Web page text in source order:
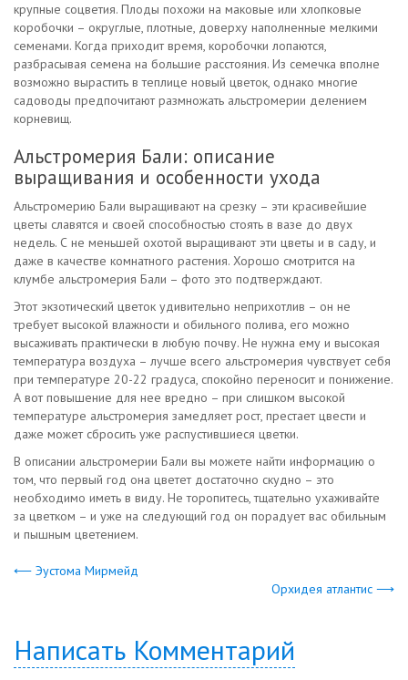
крупные соцветия. Плоды похожи на маковые или хлопковые
коробочки – округлые, плотные, доверху наполненные мелкими
семенами. Когда приходит время, коробочки лопаются,
разбрасывая семена на большие расстояния. Из семечка вполне
возможно вырастить в теплице новый цветок, однако многие
садоводы предпочитают размножать альстромерии делением
корневищ.
Альстромерия Бали: описание
выращивания и особенности ухода
Альстромерию Бали выращивают на срезку – эти красивейшие
цветы славятся и своей способностью стоять в вазе до двух
недель. С не меньшей охотой выращивают эти цветы и в саду, и
даже в качестве комнатного растения. Хорошо смотрится на
клумбе альстромерия Бали – фото это подтверждают.
Этот экзотический цветок удивительно неприхотлив – он не
требует высокой влажности и обильного полива, его можно
высаживать практически в любую почву. Не нужна ему и высокая
температура воздуха – лучше всего альстромерия чувствует себя
при температуре 20-22 градуса, спокойно переносит и понижение.
А вот повышение для нее вредно – при слишком высокой
температуре альстромерия замедляет рост, престает цвести и
даже может сбросить уже распустившиеся цветки.
В описании альстромерии Бали вы можете найти информацию о
том, что первый год она цветет достаточно скудно – это
необходимо иметь в виду. Не торопитесь, тщательно ухаживайте
за цветком – и уже на следующий год он порадует вас обильным
и пышным цветением.
⟵ Эустома Мирмейд
Орхидея атлантис ⟶
Написать Комментарий